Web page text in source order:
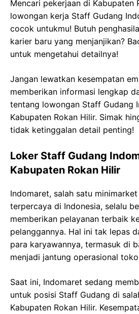
Mencari pekerjaan di Kabupaten
lowongan kerja Staff Gudang
cocok untukmu! Butuh
karier baru yang menjanjikan?
untuk mengetahui detailnya!
Jangan lewatkan kesempatan
memberikan informasi lengkap
tentang lowongan Staff Gudang
Kabupaten Rokan Hilir. Simak
tidak ketinggalan detail penting!
Loker Staff Gudang
Kabupaten Rokan Hilir
Indomaret, salah satu
terpercaya di Indonesia, selalu
memberikan pelayanan terbaik
pelanggannya. Hal ini tak lepas
para karyawannya, termasuk di
menjadi jantung operasional
Saat ini, Indomaret sedang
untuk posisi Staff Gudang di
Kabupaten Rokan Hilir.